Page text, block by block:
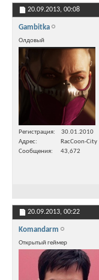
20.09.2013, 00:08
Gambitka
Олдовый
Регистрация
30.01.2010
Адрес
RacCoon-City
Сообщения
43,672
20.09.2013, 00:22
Komandarm
Открытый геймер